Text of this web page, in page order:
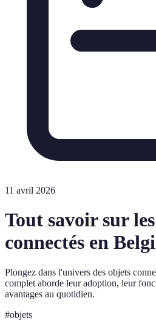
11 avril 2026
Tout savoir sur
connectés en
Plongez dans l'univers des objets
complet aborde leur adoption, leur
avantages au quotidien.
#objets